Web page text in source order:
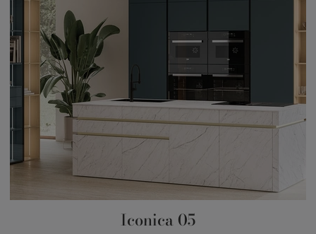
Iconica 05